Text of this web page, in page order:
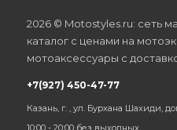
2026 © Motostyles.ru: сеть
каталог с ценами на
мотоаксессуары с
+7(927) 450-47-77
Казань, г. , ул. Бурхана Шахиди,
10:00 - 20:00 без выходных